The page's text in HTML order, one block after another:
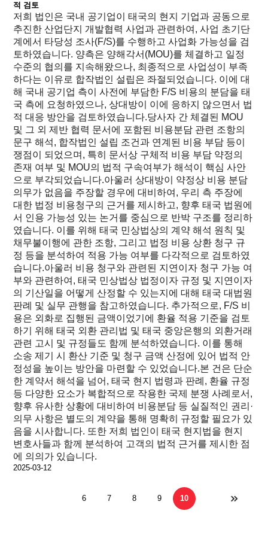
적 검토
저희 법인은 국내 공기업이 태국의 현지 기업과 공동으로
추진한 산업단지 개발협력 사업과 관련하여, 사업 초기단
계에서 타당성 조사(F/S)를 수행하고 사업화 가능성을 검
토하였습니다. 양측은 양해각서(MOU)를 체결하고 일정
수준의 협의를 지속해왔으나, 최종적으로 사업성이 부족
하다는 이유로 합작법인 설립은 좌절되었습니다. 이에 대
해 국내 공기업 측이 사전에 부담한 F/S 비용의 분담을 태
국 측에 요청하였으나, 상대방이 이에 응하지 않으면서 법
적 대응 방안을 검토하였습니다.당사자 간 체결된 MOU
및 그 외 제반 협력 문서에 포함된 비용분담 관련 조항의
문구 해석, 합작법인 설립 조건과 연계된 비용 부담 등이
쟁점이 되었으며, 특히 문서상 구체적 비용 부담 약정의
존재 여부 및 MOU의 법적 구속여부가 해석이 핵심 사안
으로 부각되었습니다.아울러 상대방이 약정상 비용 분담
의무가 없음을 주장할 경우에 대비하여, 우리 측 주장에
대한 법정 비용청구의 근거를 제시하고, 향후 태국 법원에
서 인용 가능성 있는 논거를 중심으로 반박 구조를 정리하
였습니다. 이를 위해 태국 민상법상의 계약 해석 원칙 및
채무불이행에 관한 조항, 그리고 법정 비용 상환 청구 규
정 등을 분석하여 적용 가능 여부를 다각적으로 검토하였
습니다.아울러 비용 청구와 관련된 지연이자 청구 가능 여
부와 관련하여, 태국 민상법상 법정이자 규정 및 지연이자
의 기산일을 어떻게 산정할 수 있는지에 대해 태국 대법원
판례 및 실무 관행을 참고하였습니다. 추가적으로, F/S 비
용은 외화로 집행된 금액이었기에 환율 적용 기준을 검토
하기 위해 태국 외환 관리법 및 태국 중앙은행의 외환거래
관련 고시 및 규정들도 함께 분석하였습니다. 이를 통해
소송 제기 시 환산 기준 및 청구 금액 산정에 있어 법적 안
정성을 높이는 방안을 마련할 수 있었습니다.본 건은 단순
한 계약서 해석을 넘어, 태국 현지 법령과 판례, 환율 규정
등 다양한 요소가 복합적으로 작용한 국제 분쟁 사례로서,
향후 유사한 상황에 대비하여 비용분담 등 실질적인 권리·
의무 사항은 별도의 계약을 통해 명확히 규정할 필요가 있
음을 시사합니다. 또한 저희 법인이 태국 현지법을 현지
변호사들과 함께 분석하여 고객의 법적 근거를 제시한 점
에 의의가 있습니다.
2025-03-12
6 7 8 9 10